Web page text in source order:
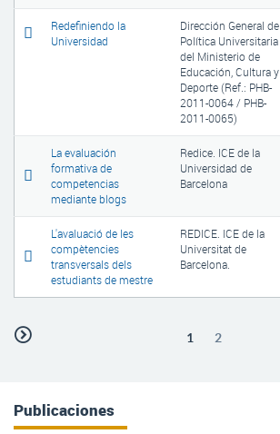
Redefiniendo la
Universidad
Dirección General de
Política Universitaria
del Ministerio de
Educación, Cultura y
Deporte (Ref.: PHB-
2011-0064 / PHB-
2011-0065)
La evaluación
formativa de
competencias
mediante blogs
Redice. ICE de la
Universidad de
Barcelona
L'avaluació de les
compètencies
transversals dels
estudiants de mestre
REDICE. ICE de la
Universitat de
Barcelona.
1 2
Publicaciones